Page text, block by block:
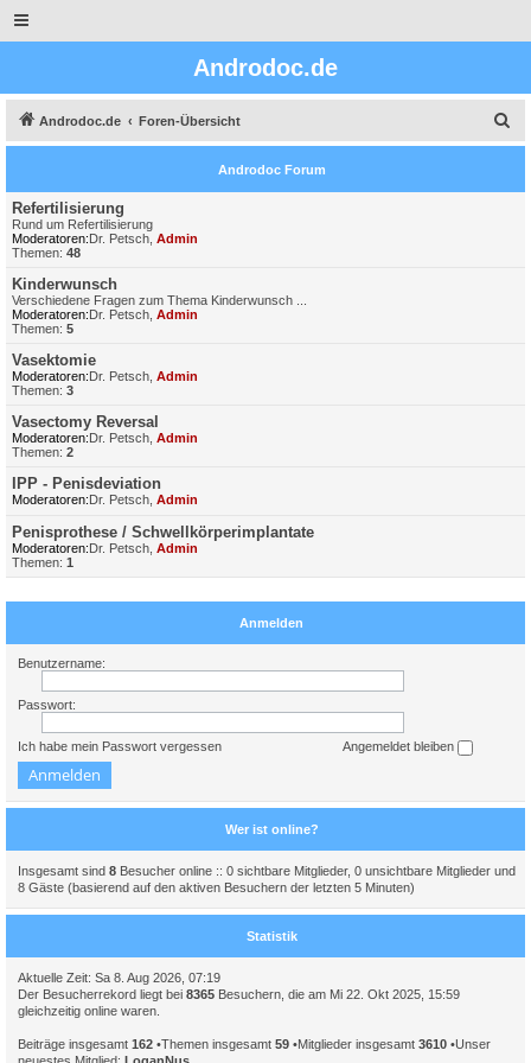
Androdoc.de
Androdoc.de Foren-Übersicht
u
Androdoc Forum
Refertilisierung
Rund um Refertilisierung
Moderatoren:Dr. Petsch Admin
Themen: 48
Kinderwunsch
Verschiedene Fragen zum Thema Kinderwunsch ...
Moderatoren:Dr. Petsch Admin
Themen: 5
Vasektomie
Moderatoren:Dr. Petsch Admin
Themen: 3
Vasectomy Reversal
Moderatoren:Dr. Petsch Admin
Themen: 2
IPP - Penisdeviation
Moderatoren:Dr. Petsch Admin
Penisprothese / Schwellkörperimplantate
Moderatoren:Dr. Petsch Admin
Themen: 1
Anmelden
Benutzername:
Passwort:
Ich habe mein Passwort vergessen Angemeldet bleiben
Wer ist online?
Insgesamt sind 8 Besucher online :: 0 sichtbare Mitglieder, 0 unsichtbare Mitglieder und
8 Gäste (basierend auf den aktiven Besuchern der letzten 5 Minuten)
Statistik
Aktuelle Zeit: Sa 8. Aug 2026, 07:19
Der Besucherrekord liegt bei 8365 Besuchern, die am Mi 22. Okt 2025, 15:59
gleichzeitig online waren.
Beiträge insgesamt 162 •Themen insgesamt 59 •Mitglieder insgesamt 3610 •Unser